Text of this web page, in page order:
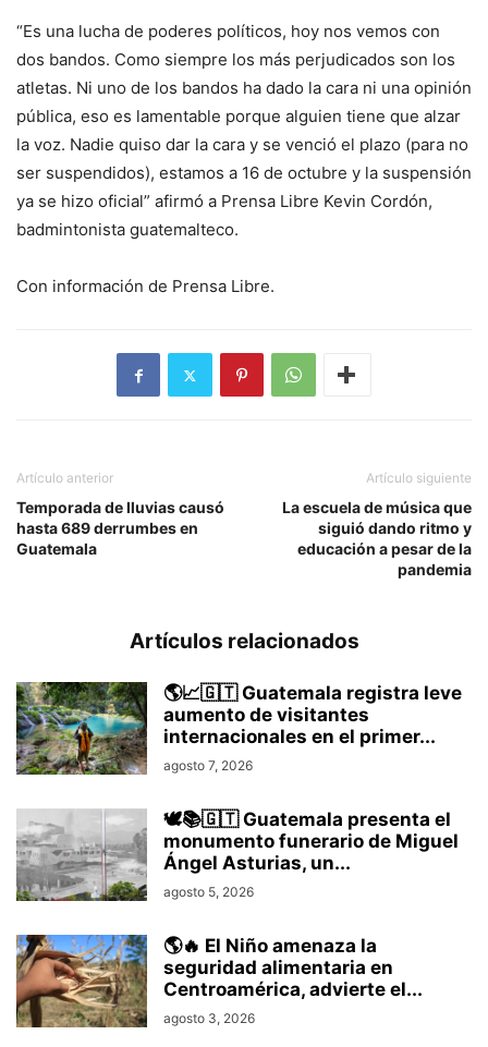
“Es una lucha de poderes políticos, hoy nos vemos con
dos bandos. Como siempre los más perjudicados son los
atletas. Ni uno de los bandos ha dado la cara ni una opinión
pública, eso es lamentable porque alguien tiene que alzar
la voz. Nadie quiso dar la cara y se venció el plazo (para no
ser suspendidos), estamos a 16 de octubre y la suspensión
ya se hizo oficial” afirmó a Prensa Libre Kevin Cordón,
badmintonista guatemalteco.
Con información de Prensa Libre.
Artículo anterior
Temporada de lluvias causó
hasta 689 derrumbes en
Guatemala
Artículo siguiente
La escuela de música que
siguió dando ritmo y
educación a pesar de la
pandemia
Artículos relacionados
🌎📈🇬🇹 Guatemala registra leve
aumento de visitantes
internacionales en el primer...
agosto 7, 2026
🕊️📚🇬🇹 Guatemala presenta el
monumento funerario de Miguel
Ángel Asturias, un...
agosto 5, 2026
🌎🔥 El Niño amenaza la
seguridad alimentaria en
Centroamérica, advierte el...
agosto 3, 2026